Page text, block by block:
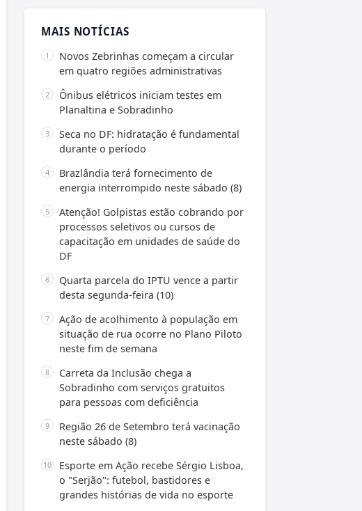
MAIS NOTÍCIAS
Novos Zebrinhas começam a circular
em quatro regiões administrativas
Ônibus elétricos iniciam testes em
Planaltina e Sobradinho
Seca no DF: hidratação é fundamental
durante o período
Brazlândia terá fornecimento de
energia interrompido neste sábado (8)
Atenção! Golpistas estão cobrando por
processos seletivos ou cursos de
capacitação em unidades de saúde do
DF
Quarta parcela do IPTU vence a partir
desta segunda-feira (10)
Ação de acolhimento à população em
situação de rua ocorre no Plano Piloto
neste fim de semana
Carreta da Inclusão chega a
Sobradinho com serviços gratuitos
para pessoas com deficiência
Região 26 de Setembro terá vacinação
neste sábado (8)
Esporte em Ação recebe Sérgio Lisboa,
o "Serjão": futebol, bastidores e
grandes histórias de vida no esporte